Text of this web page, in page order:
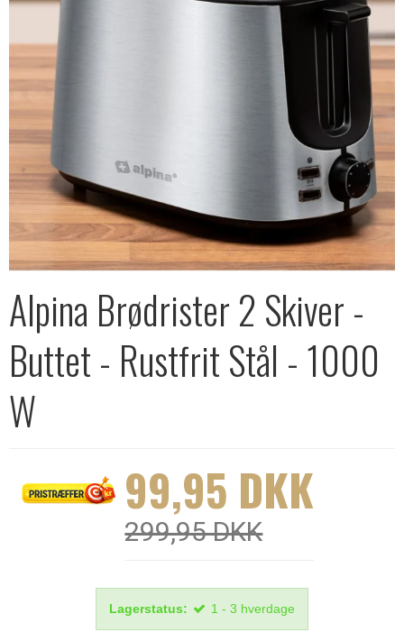
Alpina Brødrister 2 Skiver -
Buttet - Rustfrit Stål - 1000
W
99,95 DKK
299,95 DKK
Lagerstatus: 1 - 3 hverdage